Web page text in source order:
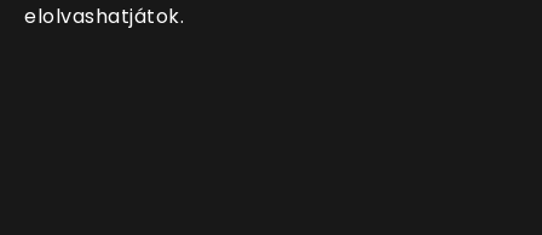
elolvashatjátok.